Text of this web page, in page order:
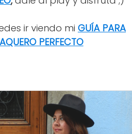
ir viendo mi GUÍA PARA
PERFECTO